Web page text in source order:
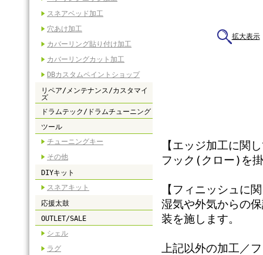
スネアベッド加工
穴あけ加工
カバーリング貼り付け加工
カバーリングカット加工
DBカスタムペイントショップ
リペア/メンテナンス/カスタマイ
ズ
ドラムテック/ドラムチューニング
ツール
チューニングキー
その他
DIYキット
スネアキット
応援太鼓
OUTLET/SALE
シェル
ラグ
拡大表示
【エッジ加工に関
フック(クロー)を
【フィニッシュに
湿気や外気からの
装を施します。
上記以外の加工／